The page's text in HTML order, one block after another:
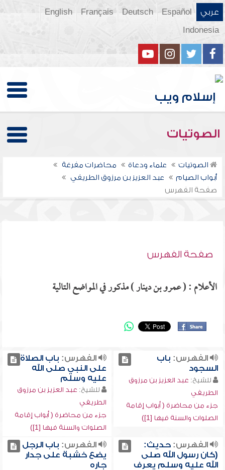
عربي Español
Deutsch
Français
English
Indonesia
الصوتيات
الصوتيات علماء ودعاة
محاضرات مفرغة
أبواب الصيام
عبد العزيز بن مرزوق الطريفي
صفحة الفهرس
صفحة الفهرس
الأعلام : ( عمرو بن دينار ) مذكور في المواضع التالية
الفهرس: باب
السجود
للشيخ: عبد العزيز بن مرزوق
الطريفي
جزء من محاضرة ( أبواب إقامة
الصلوات والسنة فيها [1])
الفهرس: باب الصلاة
على النبي صلى الله
عليه وسلم
للشيخ: عبد العزيز بن مرزوق
الطريفي
جزء من محاضرة ( أبواب إقامة
الصلوات والسنة فيها [1])
الفهرس:حديث:
(كان رسول الله صلى
الله عليه وسلم يعرف
الفهرس: باب الرجل
يضع خشبة على جدار
جاره